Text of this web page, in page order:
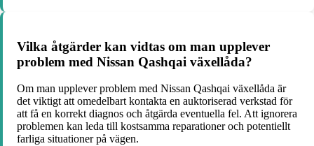
Vilka åtgärder kan vidtas om man upplever
problem med Nissan Qashqai växellåda?
Om man upplever problem med Nissan Qashqai växellåda är
det viktigt att omedelbart kontakta en auktoriserad verkstad för
att få en korrekt diagnos och åtgärda eventuella fel. Att ignorera
problemen kan leda till kostsamma reparationer och potentiellt
farliga situationer på vägen.